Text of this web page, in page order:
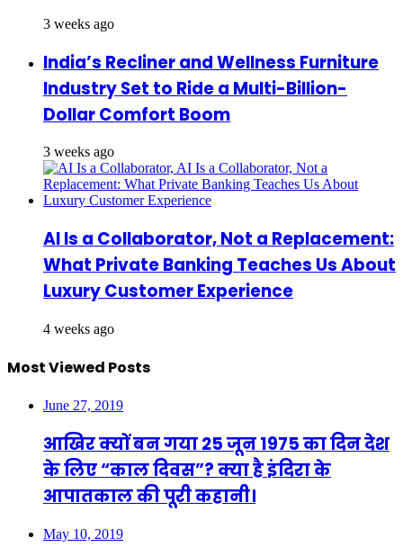
3 weeks ago
India’s Recliner and Wellness Furniture
Industry Set to Ride a Multi-Billion-
Dollar Comfort Boom
3 weeks ago
AI Is a Collaborator, Not a Replacement:
What Private Banking Teaches Us About
Luxury Customer Experience
4 weeks ago
Most Viewed Posts
June 27, 2019
आखिर क्यों बन गया 25 जून 1975 का दिन देश
के लिए “काल दिवस”? क्या है इंदिरा के
आपातकाल की पूरी कहानी।
May 10, 2019